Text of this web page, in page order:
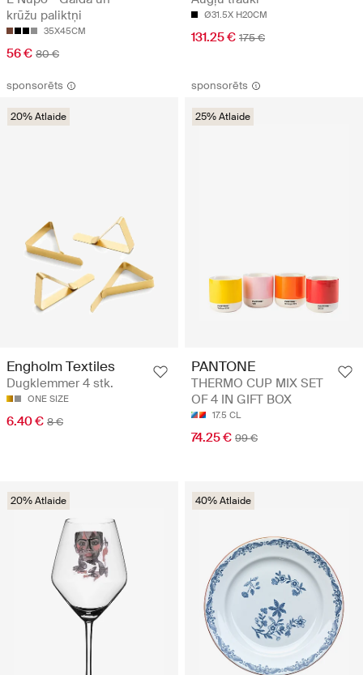
krūžu paliktņi
35X45CM
56 € 80 €
Ø31.5X H20CM
131.25 € 175 €
sponsorēts
20% Atlaide
Engholm Textiles
Dugklemmer 4 stk.
ONE SIZE
6.40 € 8 €
sponsorēts
25% Atlaide
PANTONE
THERMO CUP MIX SET
OF 4 IN GIFT BOX
17.5 CL
74.25 € 99 €
20% Atlaide 40% Atlaide